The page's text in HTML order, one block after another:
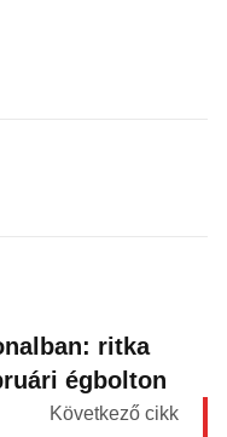
ritka
égbolton
Következő cikk